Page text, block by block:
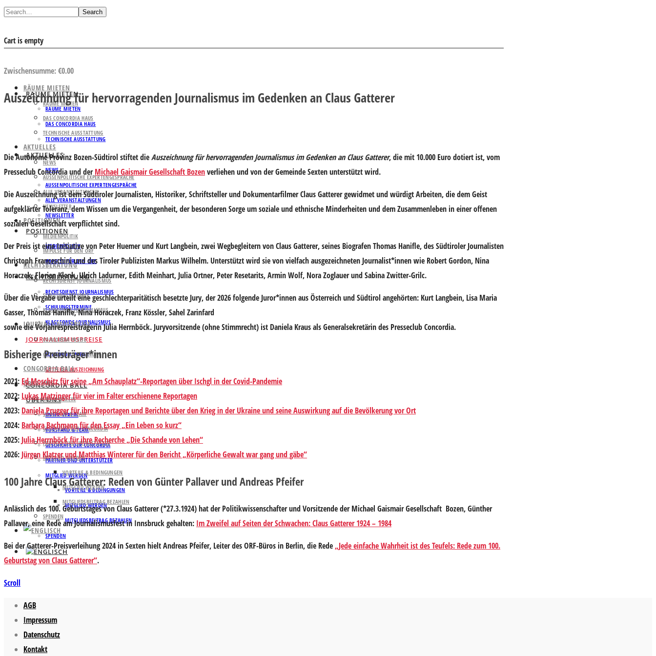
Search
Cart is empty
Zwischensumme:€0.00
RÄUME MIETEN
RÄUME MIETEN
DAS CONCORDIA HAUS
TECHNISCHE AUSSTATTUNG
AKTUELLES
NEWS
AUSSENPOLITISCHE EXPERTENGESPRÄCHE
ALLE VERANSTALTUNGEN
NEWSLETTER
POSITIONEN
MEDIENPOLITIK
IMPULSE FÜR DEN ORF
RECHTSBERATUNG
RECHTSDIENST JOURNALISMUS
SCHULUNGSTERMINE
KLAGSFONDS JOURNALISMUS
JOURNALISMUSPREISE
CONCORDIA PREISE
GATTERER AUSZEICHNUNG
CONCORDIA BALL
ÜBER UNS
UNSER VEREIN
VORSTAND & TEAM
GESCHICHTE DER CONCORDIA
PARTNER UND UNTERSTÜTZER
MITGLIED WERDEN
VORTEILE & BEDINGUNGEN
MITGLIED WERDEN
MITGLIEDSBEITRAG BEZAHLEN
SPENDEN
RÄUME MIETEN
RÄUME MIETEN
DAS CONCORDIA HAUS
TECHNISCHE AUSSTATTUNG
AKTUELLES
NEWS
AUSSENPOLITISCHE EXPERTENGESPRÄCHE
ALLE VERANSTALTUNGEN
NEWSLETTER
POSITIONEN
MEDIENPOLITIK
IMPULSE FÜR DEN ORF
RECHTSBERATUNG
RECHTSDIENST JOURNALISMUS
SCHULUNGSTERMINE
KLAGSFONDS JOURNALISMUS
JOURNALISMUSPREISE
CONCORDIA PREISE
GATTERER AUSZEICHNUNG
CONCORDIA BALL
ÜBER UNS
UNSER VEREIN
VORSTAND & TEAM
GESCHICHTE DER CONCORDIA
PARTNER UND UNTERSTÜTZER
MITGLIED WERDEN
VORTEILE & BEDINGUNGEN
MITGLIED WERDEN
MITGLIEDSBEITRAG BEZAHLEN
SPENDEN
Auszeichnung für hervorragenden Journalismus im Gedenken an Claus Gatterer
Die Autonome Provinz Bozen-Südtirol stiftet dieAuszeichnung für hervorragenden Journalismus im Gedenken an Claus Gatterer, die mit 10.000 Euro dotiert ist, vom
Presseclub Concordia und derMichael Gaismair Gesellschaft Bozenverliehen und von der Gemeinde Sexten unterstützt wird.
Die Auszeichnung ist dem Südtiroler Journalisten, Historiker, Schriftsteller und Dokumentarfilmer Claus Gatterer gewidmet und würdigt Arbeiten, die dem Geist
aufgeklärter Toleranz, dem Wissen um die Vergangenheit, der besonderen Sorge um soziale und ethnische Minderheiten und dem Zusammenleben in einer offenen
sozialen Gesellschaft verpflichtet sind.
Der Preis ist eine Initiative von Peter Huemer und Kurt Langbein, zwei Wegbegleitern von Claus Gatterer, seines Biografen Thomas Hanifle, des Südtiroler Journalisten
Christoph Franceschini und des Tiroler Publizisten Markus Wilhelm. Unterstützt wird sie von vielfach ausgezeichneten Journalist*innen wie Robert Gordon, Nina
Horaczek, Florian Klenk, Ulrich Ladurner, Edith Meinhart, Julia Ortner, Peter Resetarits, Armin Wolf, Nora Zoglauer und Sabina Zwitter-Grilc.
Über die Vergabe urteilt eine geschlechterparitätisch besetzte Jury, der 2026 folgende Juror*innen aus Österreich und Südtirol angehörten: Kurt Langbein, Lisa Maria
Gasser, Thomas Hanifle, Nina Horaczek, Franz Kössler, Sahel Zarinfard
sowie die Vorjahrespreisträgerin Julia Herrnböck. Juryvorsitzende (ohne Stimmrecht) ist Daniela Kraus als Generalsekretärin des Presseclub Concordia.
Bisherige Preisträger*innen
2021: Ed Moschitz für seine „Am Schauplatz“-Reportagen über Ischgl in der Covid-Pandemie
2022: Lukas Matzinger für vier im Falter erschienene Reportagen
2023: Daniela Prugger für ihre Reportagen und Berichte über den Krieg in der Ukraine und seine Auswirkung auf die Bevölkerung vor Ort
2024: Barbara Bachmann für den Essay „Ein Leben so kurz“
2025: Julia Herrnböck für ihre Recherche „Die Schande von Lehen“
2026: Jürgen Klatzer und Matthias Winterer für den Bericht „Körperliche Gewalt war gang und gäbe“
100 Jahre Claus Gatterer: Reden von Günter Pallaver und Andreas Pfeifer
Anlässlich des 100. Geburtstages von Claus Gatterer (*27.3.1924) hat der Politikwissenschafter und Vorsitzende der Michael Gaismair Gesellschaft Bozen,Günther
Pallaver, eine Rede am Journalismusfest in Innsbruck gehalten: Im Zweifel auf Seiten der Schwachen: Claus Gatterer 1924 – 1984
Bei der Gatterer-Preisverleihung 2024 in Sexten hieltAndreas Pfeifer, Leiter des ORF-Büros in Berlin, die Rede„Jede einfache Wahrheit ist des Teufels: Rede zum 100.
Geburtstag von Claus Gatterer“.
Scroll
AGB
Impressum
Datenschutz
Kontakt